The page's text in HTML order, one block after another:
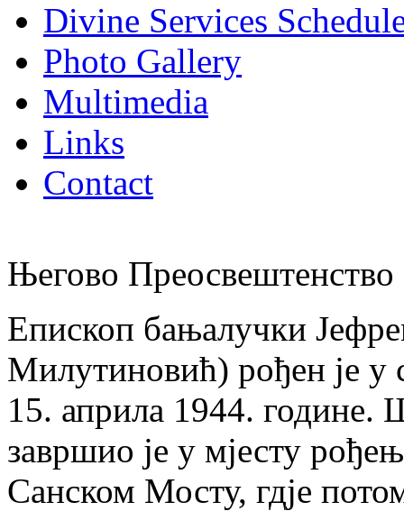
Divine Services
Photo Gallery
Multimedia
Links
Contact
Његово
Епископ бањалучки
Милутиновић) рођен је у
15. априла 1944. године.
завршио је у мјесту
Санском Мосту, гдје